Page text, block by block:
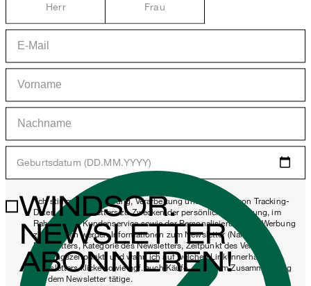
Herr Frau
Geburtsdatum (DD.MM.YYYY)
*Ich stimme der Erhebung, Verarbeitung und Nutzung von Tracking-
Daten des Newsletters zu Zwecken der persönlichen Beratung, im
Rahmen des Kundenservice sowie der Personalisierung von Werbung
zu. Erhoben werden Informationen zum Newsletter (Name des
Newsletters, Kategorie des Newsletters, Zeitpunkt des Versands,
Öffnungszeitpunkt) und wann ich auf welchen Link innerhalb des
Newsletters klicke sowie ggf. auch Käufe, die ich im Zusammenhang
mit dem Newsletter tätige.
WINDSOR.
NEWSLETTER
ABONNIEREN!